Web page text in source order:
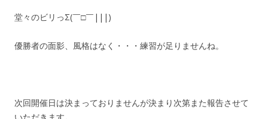
堂々のビリっΣ(￣□￣|||)
優勝者の面影、風格はなく・・・練習が足りませんね。
次回開催日は決まっておりませんが決まり次第また報告させて